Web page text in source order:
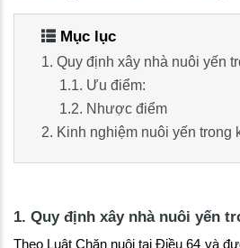
Mục lục
1. Quy định xây nhà nuôi yến
1.1. Ưu điểm:
1.2. Nhược điểm
2. Kinh nghiệm nuôi yến trong
1. Quy định xây nhà nuôi yến
Theo Luật Chăn nuôi tại Điều 64 và